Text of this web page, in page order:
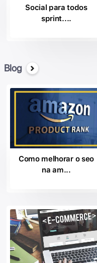
Social para todos
sprint....
Blog
Como melhorar o seo
na am...